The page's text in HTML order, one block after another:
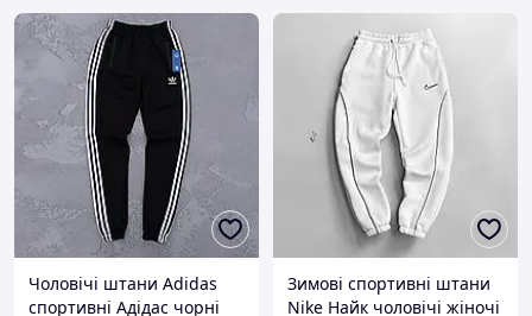
Чоловічі штани Adidas
спортивні Адідас чорні
Зимові спортивні штани
Nike Найк чоловічі жіночі